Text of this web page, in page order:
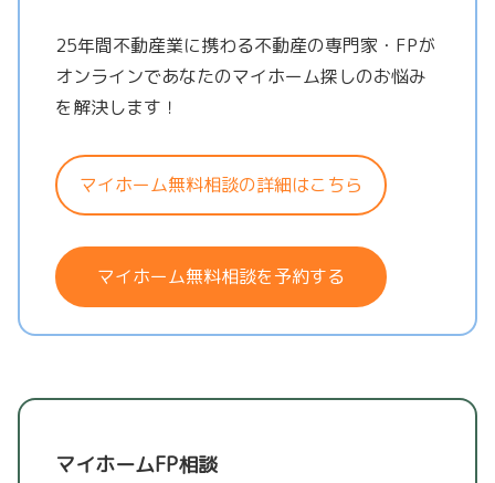
25年間不動産業に携わる不動産の専門家・FPが
オンラインであなたのマイホーム探しのお悩み
を解決します！
マイホーム無料相談の詳細はこちら
マイホーム無料相談を予約する
マイホームFP相談